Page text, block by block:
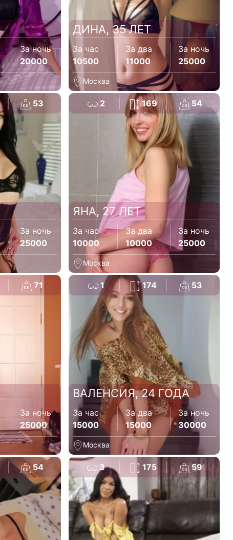
За ночь
20000
ДИНА, 35 ЛЕТ
За час
10500
За два
11000
За ночь
25000
Москва
53
За ночь
25000
2 169 54
ЯНА, 27 ЛЕТ
За час
10000
За два
10000
За ночь
25000
Москва
71
За ночь
25000
1 174 53
ВАЛЕНСИЯ, 24 ГОДА
За час
15000
За два
15000
За ночь
30000
Москва
54 3 175 59